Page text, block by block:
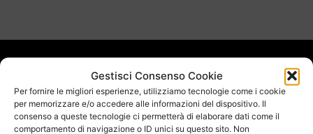
Gestisci Consenso Cookie
Per fornire le migliori esperienze, utilizziamo tecnologie come i cookie
per memorizzare e/o accedere alle informazioni del dispositivo. Il
consenso a queste tecnologie ci permetterà di elaborare dati come il
comportamento di navigazione o ID unici su questo sito. Non
UN PROGETTO A CURA DI